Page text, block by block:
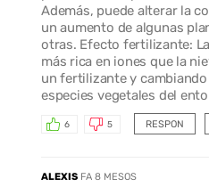
Además, puede alterar la
un aumento de algunas
otras. Efecto fertilizante:
más rica en iones que la
un fertilizante y
especies vegetales del
RESPON
6 5
ALEXIS FA 8 MESOS